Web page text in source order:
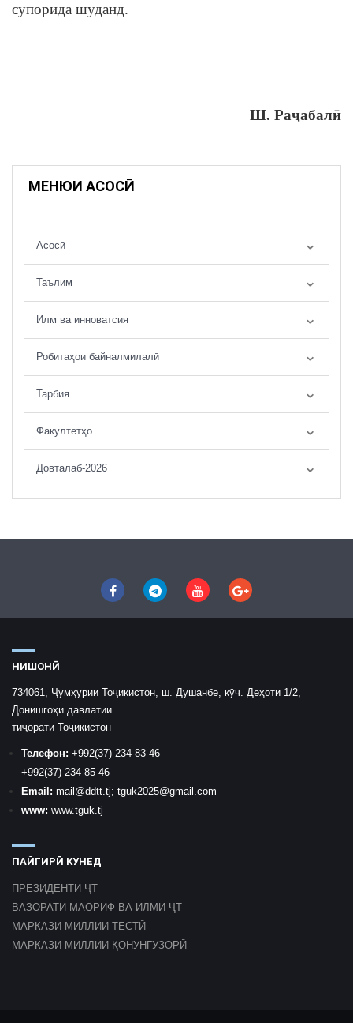
супорида шуданд.
Ш. Раҷабалӣ
МЕНЮИ АСОСӢ
Асосӣ
Таълим
Илм ва инноватсия
Робитаҳои байналмилалӣ
Тарбия
Факултетҳо
Довталаб-2026
НИШОНӢ
734061, Ҷумҳурии Тоҷикистон, ш. Душанбе, кӯч. Деҳоти 1/2,
Донишгоҳи давлатии
тиҷорати Тоҷикистон
Телефон: +992(37) 234-83-46
+992(37) 234-85-46
Email: mail @ddtt.tj; tguk2025@gmail.com
www: www.tguk.tj
ПАЙГИРӢ КУНЕД
ПРЕЗИДЕНТИ ҶТ
ВАЗОРАТИ МАОРИФ ВА ИЛМИ ҶТ
МАРКАЗИ МИЛЛИИ ТЕСТӢ
МАРКАЗИ МИЛЛИИ ҚОНУНГУЗОРӢ